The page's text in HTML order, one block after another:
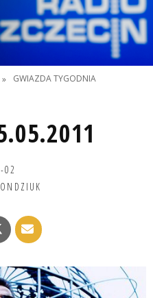
» GWIAZDA TYGODNIA
02